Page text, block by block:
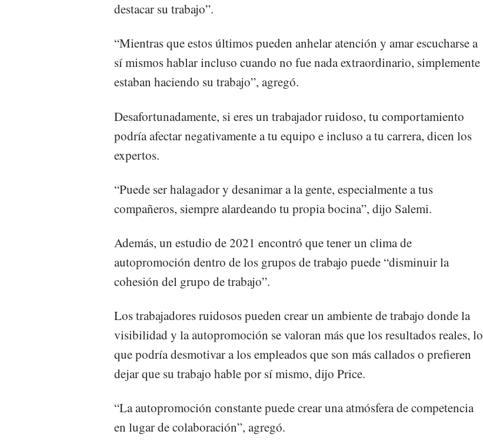
destacar su trabajo”.
“Mientras que estos últimos pueden anhelar atención y amar escucharse a
sí mismos hablar incluso cuando no fue nada extraordinario, simplemente
estaban haciendo su trabajo”, agregó.
Desafortunadamente, si eres un trabajador ruidoso, tu comportamiento
podría afectar negativamente a tu equipo e incluso a tu carrera, dicen los
expertos.
“Puede ser halagador y desanimar a la gente, especialmente a tus
compañeros, siempre alardeando tu propia bocina”, dijo Salemi.
Además, un estudio de 2021 encontró que tener un clima de
autopromoción dentro de los grupos de trabajo puede “disminuir la
cohesión del grupo de trabajo”.
Los trabajadores ruidosos pueden crear un ambiente de trabajo donde la
visibilidad y la autopromoción se valoran más que los resultados reales, lo
que podría desmotivar a los empleados que son más callados o prefieren
dejar que su trabajo hable por sí mismo, dijo Price.
“La autopromoción constante puede crear una atmósfera de competencia
en lugar de colaboración”, agregó.